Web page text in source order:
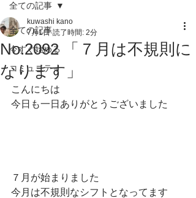
全ての記事
今すぐ始める
コミュニティ
全ての記事
No.2092 「７月は不規則に
なります」
kuwashi kano
7月1日 読了時間: 2分
こんにちは
今日も一日ありがとうございました
７月が始まりました
今月は不規則なシフトとなってます